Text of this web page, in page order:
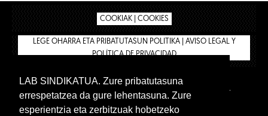
COOKIAK | COOKIES
LEGE OHARRA ETA PRIBATUTASUN POLITIKA | AVISO LEGAL Y
POLÍTICA DE PRIVACIDAD
BIZILAN.EUS
TIENDA
INTRANET 🔑
Euskera Castellano
LAB SINDIKATUA. Zure pribatutasuna
errespetatzea da gure lehentasuna. Zure
esperientzia eta zerbitzuak hobetzeko